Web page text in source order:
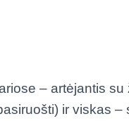
– artėjantis su
ir viskas –